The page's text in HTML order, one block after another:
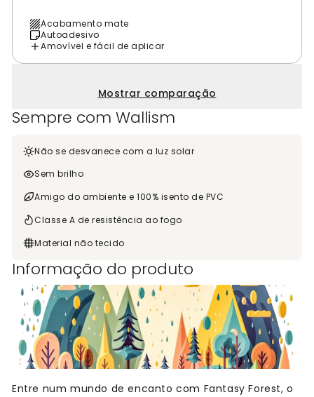
Acabamento mate
Autoadesivo
Amovível e fácil de aplicar
Mostrar comparação
Sempre com Wallism
Não se desvanece com a luz solar
Sem brilho
Amigo do ambiente e 100% isento de PVC
Classe A de resistência ao fogo
Material não tecido
Informação do produto
Entre num mundo de encanto com Fantasy Forest, o